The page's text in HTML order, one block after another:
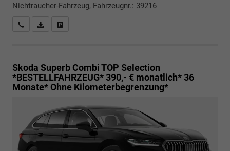
Nichtraucher-Fahrzeug, Fahrzeugnr.: 39216
Rückrufbitte absenden
PDF-Datei, Fahrzeugexposé drucken
Skoda Superb CombiTOP Selection
*BESTELLFAHRZEUG* 390,- € monatlich* 36
Monate* Ohne Kilometerbegrenzung*